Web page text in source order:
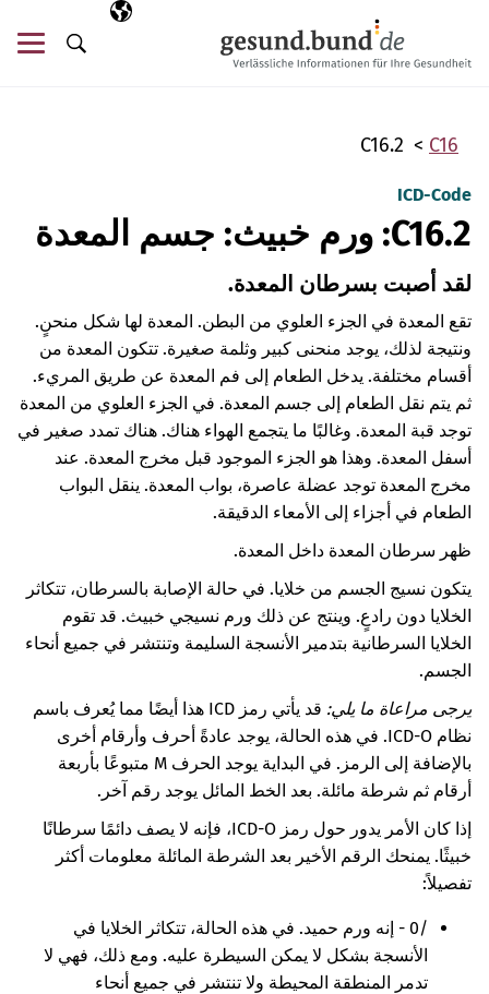
اللغة المختارة
AR
البحث
C16
C16.2
ICD-Code
C16.2: ورم خبيث: جسم المعدة
لقد أصبت بسرطان المعدة.
تقع المعدة في الجزء العلوي من البطن. المعدة لها شكل منحنٍ.
ونتيجة لذلك، يوجد منحنى كبير وثلمة صغيرة. تتكون المعدة من
أقسام مختلفة. يدخل الطعام إلى فم المعدة عن طريق المريء.
ثم يتم نقل الطعام إلى جسم المعدة. في الجزء العلوي من المعدة
توجد قبة المعدة. وغالبًا ما يتجمع الهواء هناك. هناك تمدد صغير في
أسفل المعدة. وهذا هو الجزء الموجود قبل مخرج المعدة. عند
مخرج المعدة توجد عضلة عاصرة، بواب المعدة. ينقل البواب
الطعام في أجزاء إلى الأمعاء الدقيقة.
ظهر سرطان المعدة داخل المعدة.
يتكون نسيج الجسم من خلايا. في حالة الإصابة بالسرطان، تتكاثر
الخلايا دون رادعٍ. وينتج عن ذلك ورم نسيجي خبيث. قد تقوم
الخلايا السرطانية بتدمير الأنسجة السليمة وتنتشر في جميع أنحاء
الجسم.
يرجى مراعاة ما يلي:
قد يأتي رمز ICD هذا أيضًا مما يُعرف باسم
نظام ICD-O. في هذه الحالة، يوجد عادةً أحرف وأرقام أخرى
بالإضافة إلى الرمز. في البداية يوجد الحرف M متبوعًا بأربعة
أرقام ثم شرطة مائلة. بعد الخط المائل يوجد رقم آخر.
إذا كان الأمر يدور حول رمز ICD-O، فإنه لا يصف دائمًا سرطانًا
خبيثًا. يمنحك الرقم الأخير بعد الشرطة المائلة معلومات أكثر
تفصيلاً:
/0 - إنه ورم حميد. في هذه الحالة، تتكاثر الخلايا في
الأنسجة بشكل لا يمكن السيطرة عليه. ومع ذلك، فهي لا
تدمر المنطقة المحيطة ولا تنتشر في جميع أنحاء